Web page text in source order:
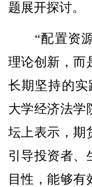
题展开探讨。
“配置资源
理论创新，而
长期坚持的
大学经济法学
坛上表示，期
引导投资者、
目性，能够